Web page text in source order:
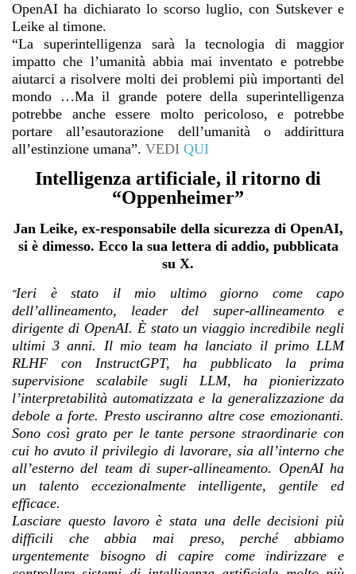
OpenAI ha dichiarato lo scorso luglio, con Sutskever e
Leike al timone.
“La superintelligenza sarà la tecnologia di maggior
impatto che l’umanità abbia mai inventato e potrebbe
aiutarci a risolvere molti dei problemi più importanti del
mondo …Ma il grande potere della superintelligenza
potrebbe anche essere molto pericoloso, e potrebbe
portare all’esautorazione dell’umanità o addirittura
all’estinzione umana”. VEDI QUI
Intelligenza artificiale, il ritorno di
“Oppenheimer”
Jan Leike, ex-responsabile della sicurezza di OpenAI,
si è dimesso. Ecco la sua lettera di addio, pubblicata
su X.
“Ieri è stato il mio ultimo giorno come capo
dell’allineamento, leader del super-allineamento e
dirigente di OpenAI. È stato un viaggio incredibile negli
ultimi 3 anni. Il mio team ha lanciato il primo LLM
RLHF con InstructGPT, ha pubblicato la prima
supervisione scalabile sugli LLM, ha pionierizzato
l’interpretabilità automatizzata e la generalizzazione da
debole a forte. Presto usciranno altre cose emozionanti.
Sono così grato per le tante persone straordinarie con
cui ho avuto il privilegio di lavorare, sia all’interno che
all’esterno del team di super-allineamento. OpenAI ha
un talento eccezionalmente intelligente, gentile ed
efficace.
Lasciare questo lavoro è stata una delle decisioni più
difficili che abbia mai preso, perché abbiamo
urgentemente bisogno di capire come indirizzare e